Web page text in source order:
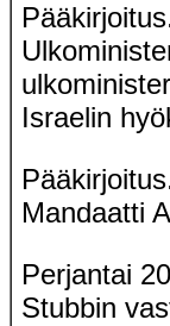
Israelin
Mandaatti
Perjantai
Stubbin